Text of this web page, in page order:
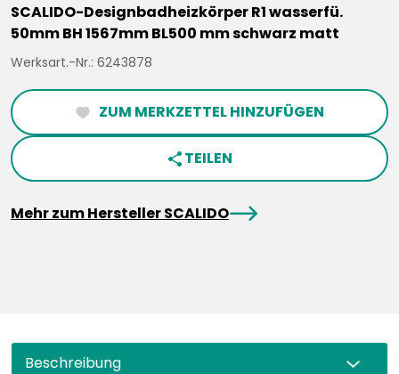
SCALIDO-Designbadheizkörper R1 wasserfü.
50mm BH 1567mm BL500 mm schwarz matt
Werksart.-Nr.: 6243878
heartFilled ZUM MERKZETTEL HINZUFÜGEN
share TEILEN
Mehr zum Hersteller SCALIDOarrowRight
Beschreibung